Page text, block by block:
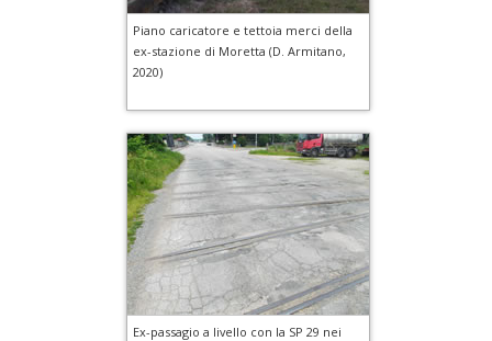
Piano caricatore e tettoia merci della
ex-stazione di Moretta (D. Armitano,
2020)
Ex-passagio a livello con la SP 29 nei